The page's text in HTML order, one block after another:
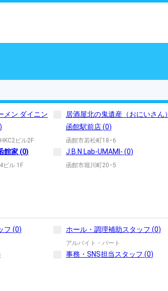
メン ダイニン
)
ビル2F
居酒屋北の鬼遺産（おにいさん）
函館駅前店(0)
函館市若松町18−6
館家 (0)
ビル 1F
J.B.N Lab-UMAMI- (0)
函館市堀川町20−5
フ (0) ホール・調理補助スタッフ (0)
アルバイト・パート
事務・SNS担当スタッフ (0)